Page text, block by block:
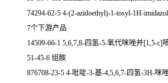
74294-62-5 4-(2-azidoethyl)-1-tosyl-1H-
7个下游产品
14509-66-1 5,6,7,8-四氢-5-氧代咪唑并[1,5-c]
51-45-6 组胺
876708-23-5 4-吡啶-3-基-4,5,6,7-四氢-3H-咪